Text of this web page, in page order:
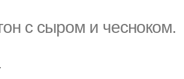
с сыром и чесноком.